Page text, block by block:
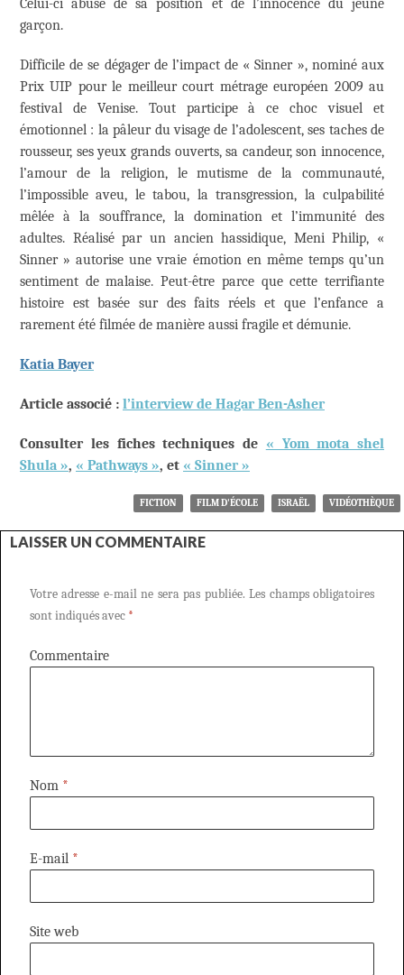
Celui-ci abuse de sa position et de l’innocence du jeune
garçon.
Difficile de se dégager de l’impact de « Sinner », nominé aux
Prix UIP pour le meilleur court métrage européen 2009 au
festival de Venise. Tout participe à ce choc visuel et
émotionnel : la pâleur du visage de l’adolescent, ses taches de
rousseur, ses yeux grands ouverts, sa candeur, son innocence,
l’amour de la religion, le mutisme de la communauté,
l’impossible aveu, le tabou, la transgression, la culpabilité
mêlée à la souffrance, la domination et l’immunité des
adultes. Réalisé par un ancien hassidique, Meni Philip, «
Sinner » autorise une vraie émotion en même temps qu’un
sentiment de malaise. Peut-être parce que cette terrifiante
histoire est basée sur des faits réels et que l’enfance a
rarement été filmée de manière aussi fragile et démunie.
Katia Bayer
Article associé : l’interview de Hagar Ben-Asher
Consulter les fiches techniques de « Yom mota shel
Shula », « Pathways », et « Sinner »
FICTION FILM D'ÉCOLE ISRAËL VIDÉOTHÈQUE
LAISSER UN COMMENTAIRE
Votre adresse e-mail ne sera pas publiée. Les champs obligatoires
sont indiqués avec *
Commentaire
Nom *
E-mail *
Site web